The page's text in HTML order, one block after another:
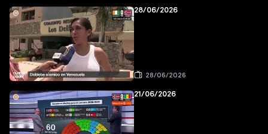
28/06/2026
28/06/2026
21/06/2026